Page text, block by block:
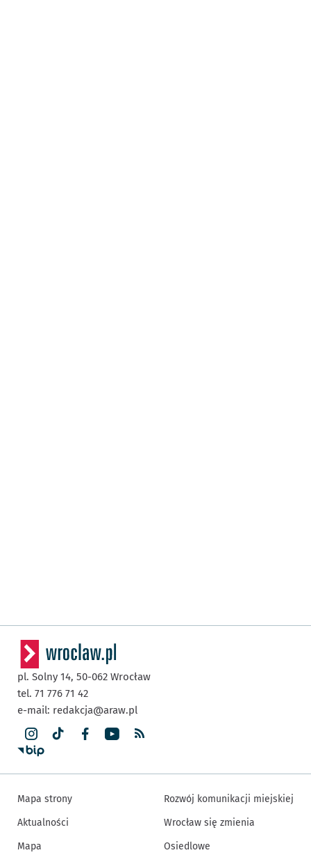
pl. Solny 14, 50-062 Wrocław
tel. 71 776 71 42
e-mail: redakcja@araw.pl
Mapa strony
Aktualności
Mapa
Rozwój komunikacji miejskiej
Wrocław się zmienia
Osiedlowe